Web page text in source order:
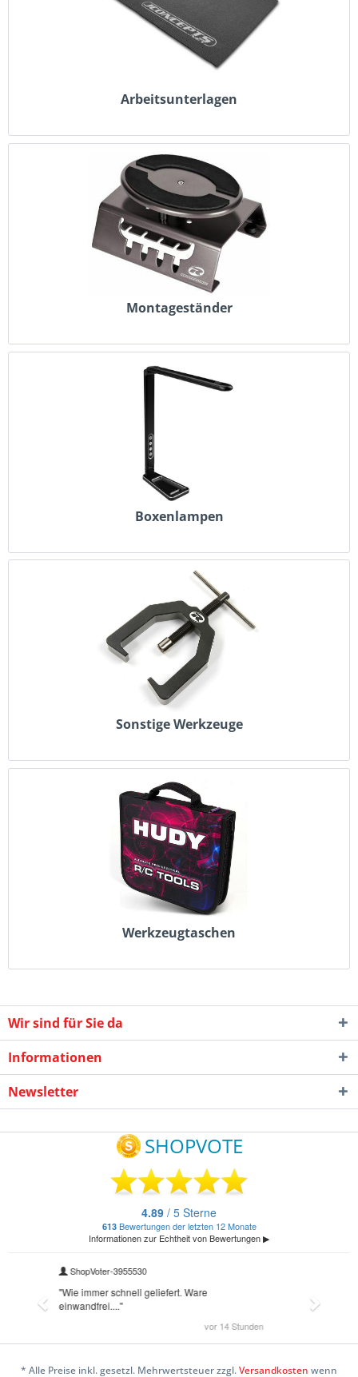
Arbeitsunterlagen
Montageständer
Boxenlampen
Sonstige Werkzeuge
Werkzeugtaschen
Wir sind für Sie da
Informationen
Newsletter
* Alle Preise inkl. gesetzl. Mehrwertsteuer zzgl.Versandkosten wenn